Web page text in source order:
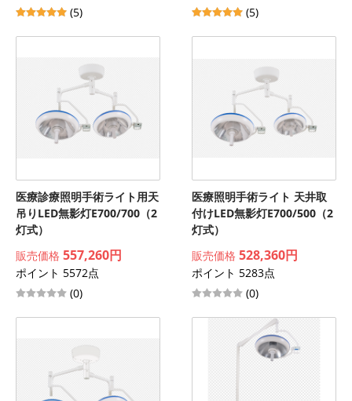
(5)
(5)
医療診療照明手術ライト用天
吊りLED無影灯E700/700（2
灯式）
販売価格 557,260円
ポイント 5572点
(0)
医療照明手術ライト 天井取
付けLED無影灯E700/500（2
灯式）
販売価格 528,360円
ポイント 5283点
(0)